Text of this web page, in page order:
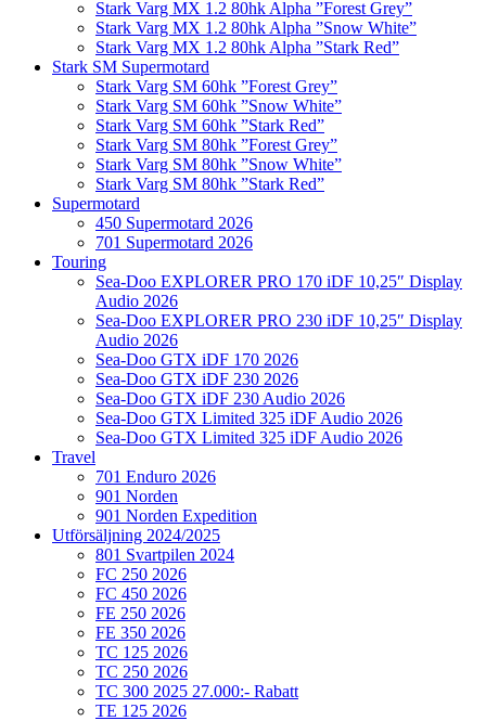
Stark Varg MX 1.2 80hk Alpha ”Forest Grey”
Stark Varg MX 1.2 80hk Alpha ”Snow White”
Stark Varg MX 1.2 80hk Alpha ”Stark Red”
Stark SM Supermotard
Stark Varg SM 60hk ”Forest Grey”
Stark Varg SM 60hk ”Snow White”
Stark Varg SM 60hk ”Stark Red”
Stark Varg SM 80hk ”Forest Grey”
Stark Varg SM 80hk ”Snow White”
Stark Varg SM 80hk ”Stark Red”
Supermotard
450 Supermotard 2026
701 Supermotard 2026
Touring
Sea-Doo EXPLORER PRO 170 iDF 10,25″ Display
Audio 2026
Sea-Doo EXPLORER PRO 230 iDF 10,25″ Display
Audio 2026
Sea-Doo GTX iDF 170 2026
Sea-Doo GTX iDF 230 2026
Sea-Doo GTX iDF 230 Audio 2026
Sea-Doo GTX Limited 325 iDF Audio 2026
Sea-Doo GTX Limited 325 iDF Audio 2026
Travel
701 Enduro 2026
901 Norden
901 Norden Expedition
Utförsäljning 2024/2025
801 Svartpilen 2024
FC 250 2026
FC 450 2026
FE 250 2026
FE 350 2026
TC 125 2026
TC 250 2026
TC 300 2025 27.000:- Rabatt
TE 125 2026